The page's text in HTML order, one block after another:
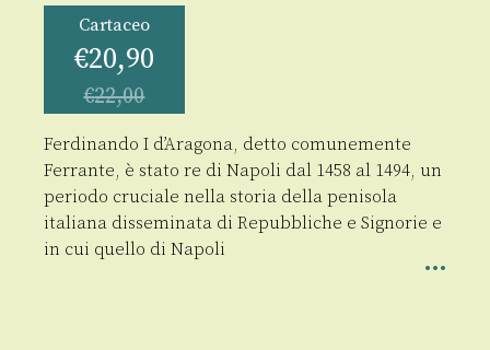
Cartaceo
€20,90
€22,00
Ferdinando I d’Aragona, detto comunemente
Ferrante, è stato re di Napoli dal 1458 al 1494, un
periodo cruciale nella storia della penisola
italiana disseminata di Repubbliche e Signorie e
in cui quello di Napoli